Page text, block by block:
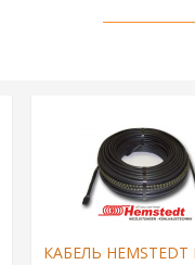
КАБЕЛЬ HEMSTEDT